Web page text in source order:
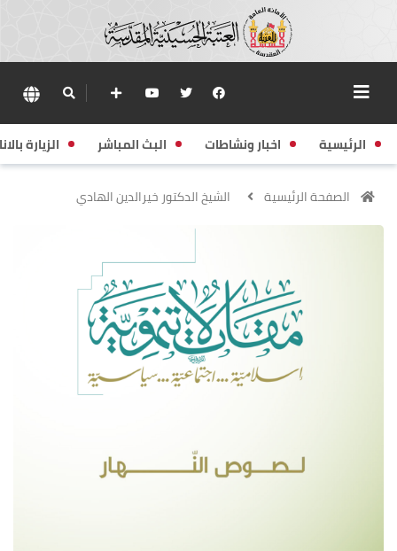
الرئيسية اخبار ونشاطات البث المباشر الزيارة
الصفحة الرئيسية الشيخ الدكتور خيرالدين الهادي